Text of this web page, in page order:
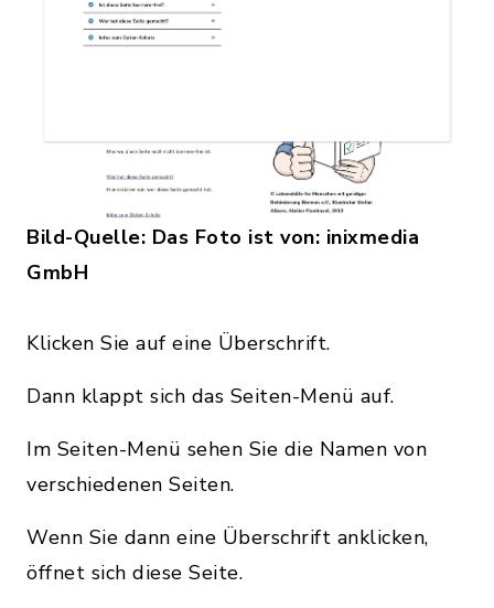
Bild-Quelle: Das Foto ist von: inixmedia
GmbH
Klicken Sie auf eine Überschrift.
Dann klappt sich das Seiten-Menü auf.
Im Seiten-Menü sehen Sie die Namen von
verschiedenen Seiten.
Wenn Sie dann eine Überschrift anklicken,
öffnet sich diese Seite.